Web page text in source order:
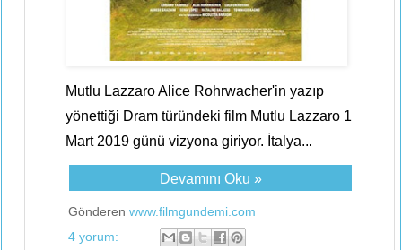
Mutlu Lazzaro Alice Rohrwacher'in yazıp
yönettiği Dram türündeki film Mutlu Lazzaro 1
Mart 2019 günü vizyona giriyor. İtalya...
Devamını Oku »
Gönderen www.filmgundemi.com
4 yorum: